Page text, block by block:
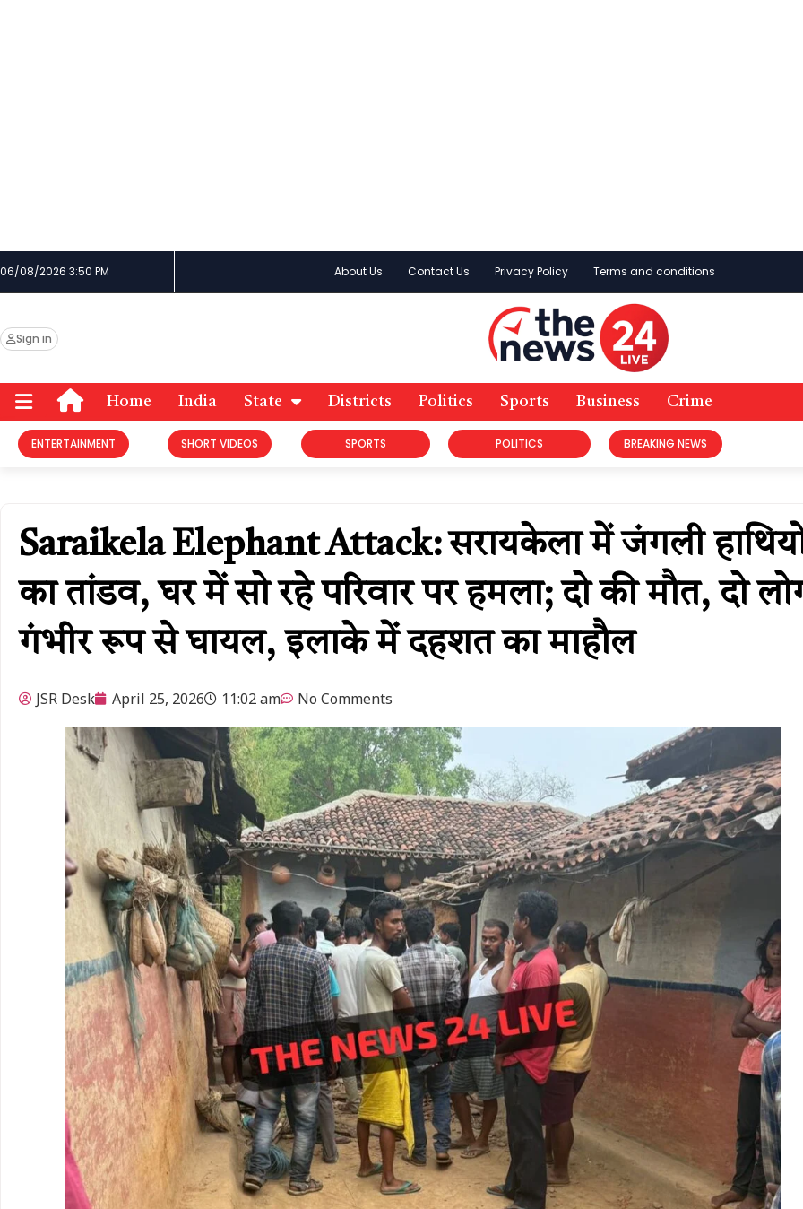
06/08/2026 3:50 PM About Us Contact Us Privacy Policy Terms and conditions
Sign in
Home India State Districts Politics Sports Business Crime
ENTERTAINMENT SHORT VIDEOS SPORTS POLITICS BREAKING NEWS
Saraikela Elephant Attack: सरायकेला में जंगली
का तांडव, घर में सो रहे परिवार पर हमला; दो की मौत, दो
गंभीर रूप से घायल, इलाके में दहशत का माहौल
JSR Desk April 25, 2026 11:02 am No Comments